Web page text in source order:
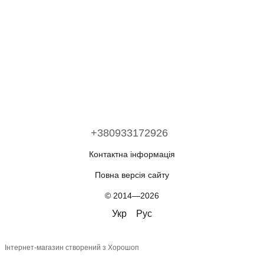
+380933172926
Контактна інформація
Повна версія сайту
© 2014—2026
Укр Рус
Інтернет-магазин створений з Хорошоп